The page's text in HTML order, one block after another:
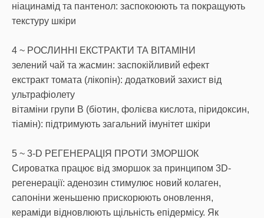
ніацинамід та пантенол: заспокоюють та покращують
текстуру шкіри
4 ~ РОСЛИННІ ЕКСТРАКТИ ТА ВІТАМІНИ
зелений чай та жасмин: заспокійливий ефект
екстракт томата (лікопін): додатковий захист від
ультрафіолету
вітаміни групи B (біотин, фолієва кислота, піридоксин,
тіамін): підтримують загальний імунітет шкіри
5 ~ 3-D РЕГЕНЕРАЦІЯ ПРОТИ ЗМОРШОК
Сироватка працює від зморшок за принципом 3D-
регенерації: аденозин стимулює новий колаген,
сапоніни женьшеню прискорюють оновлення,
кераміди відновлюють щільність епідермісу. Як